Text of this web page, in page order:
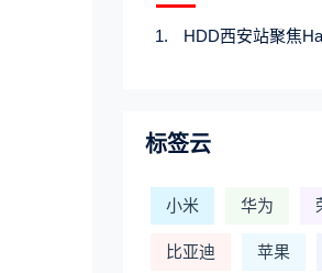
标签云
小米 华为
比亚迪 苹果